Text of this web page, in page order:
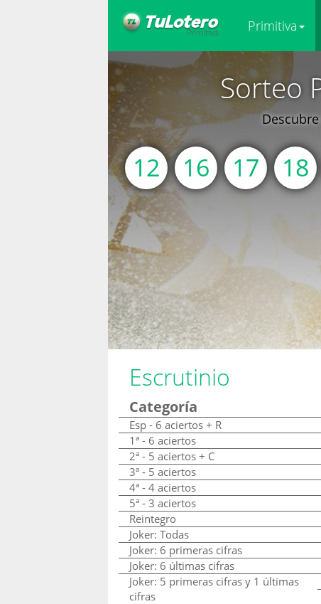
Primitiva
Sorteo
12 16 17 18
Escrutinio
Categoría
Esp - 6 aciertos + R
1ª - 6 aciertos
2ª - 5 aciertos + C
3ª - 5 aciertos
4ª - 4 aciertos
5ª - 3 aciertos
Reintegro
Joker: Todas
Joker: 6 primeras cifras
Joker: 6 últimas cifras
Joker: 5 primeras cifras y 1 últimas
cifras